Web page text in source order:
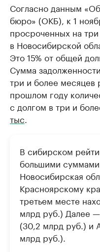
Согласно данным
бюро» (ОКБ), к 1
просроченных на
в Новосибирской
Это 15% от общей
Сумма
три и более
прошлом году
с долгом в три и
тыс
В сибирском
большими
Новосибирская
Красноярскому
третьем месте
млрд руб.) Далее
(30,2 млрд руб.) и
млрд руб.).